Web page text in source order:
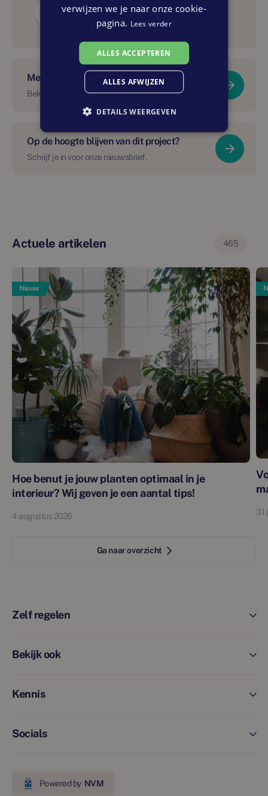
Meer over dit project?
Bekijk Cix | Merwede fase 1
Op de hoogte blijven van dit project?
Schrijf je in voor onze nieuwsbrief.
Actuele artikelen 465
Nieuw
Hoe benut je jouw planten optimaal in je
interieur? Wij geven je een aantal tips!
4 augustus 2026 31
Ga naar overzicht
Zelf regelen
Bekijk ook
Kennis
Socials
Powered by NVM
verwijzen we je naar onze cookie-
pagina. Lees verder
ALLES ACCEPTEREN
ALLES AFWIJZEN
DETAILS WEERGEVEN